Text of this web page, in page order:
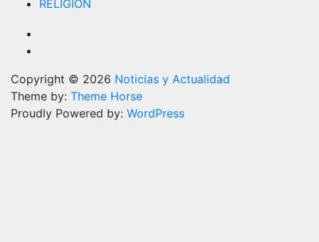
RELIGIÓN
Copyright © 2026 Noticias y Actualidad
Theme by: Theme Horse
Proudly Powered by: WordPress